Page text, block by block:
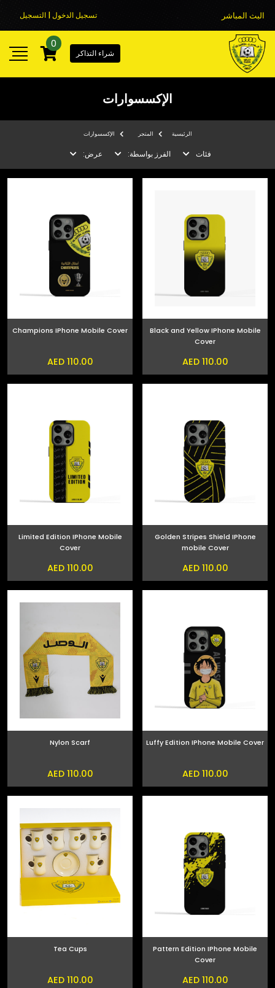
البث المباشر تسجيل الدخول | التسجيل
شراء التذاكر
0
الإكسسوارات
الرئيسية المتجر الإكسسوارات
فئات الفرز بواسطة: عرض:
Black and Yellow IPhone Mobile
Cover
AED 110.00
Champions IPhone Mobile Cover
AED 110.00
Golden Stripes Shield IPhone
mobile Cover
AED 110.00
Limited Edition IPhone Mobile
Cover
AED 110.00
Luffy Edition IPhone Mobile Cover
AED 110.00
Nylon Scarf
AED 110.00
Pattern Edition IPhone Mobile
Cover
AED 110.00
Tea Cups
AED 110.00